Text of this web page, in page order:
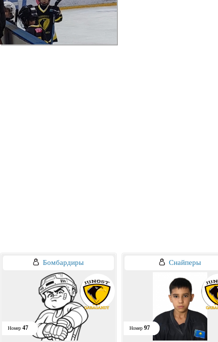
Бомбардиры
Номер 47
Снайперы
Номер 97